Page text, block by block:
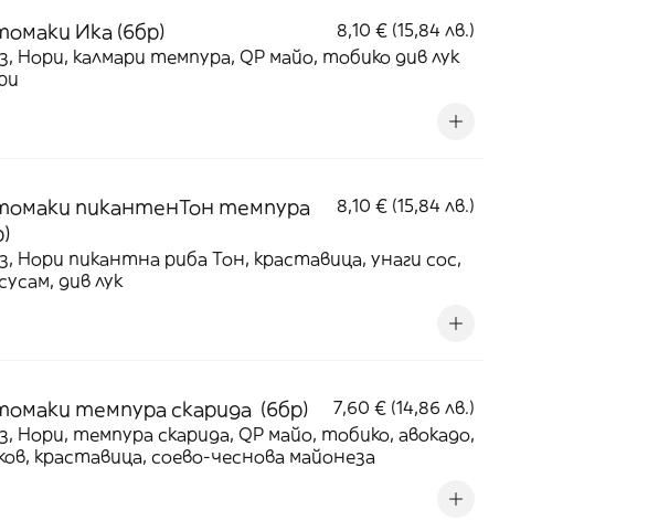
Ика (6бр)
8,10 € (15,84 лв.)
Нори, калмари темпура, QP майо, тобико див лук
пикантенТон темпура
8,10 € (15,84 лв.)
Нори пикантна риба Тон, краставица, унаги сос,
див лук
темпура скарида (6бр)
7,60 € (14,86 лв.)
Нори, темпура скарида, QP майо, тобико, авокадо,
краставица, соево-чеснова майонеза